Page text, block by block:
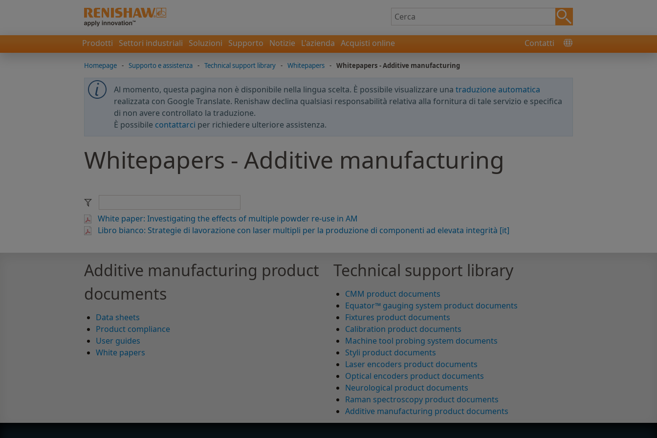
Prodotti Settori industriali Soluzioni Supporto Notizie L'azienda Acquisti online Contatti
Homepage - Supporto e assistenza - Technical support library - Whitepapers - Whitepapers - Additive manufacturing
Al momento, questa pagina non è disponibile nella lingua scelta. È possibile visualizzare una traduzione automatica
realizzata con Google Translate. Renishaw declina qualsiasi responsabilità relativa alla fornitura di tale servizio e specifica
di non avere controllato la traduzione.
È possibile contattarci per richiedere ulteriore assistenza.
Whitepapers - Additive manufacturing
White paper: Investigating the effects of multiple powder re-use in AM
Libro bianco: Strategie di lavorazione con laser multipli per la produzione di componenti ad elevata integrità [it]
Additive manufacturing product
documents
Data sheets
Product compliance
User guides
White papers
Technical support library
CMM product documents
Equator™ gauging system product documents
Fixtures product documents
Calibration product documents
Machine tool probing system documents
Styli product documents
Laser encoders product documents
Optical encoders product documents
Neurological product documents
Raman spectroscopy product documents
Additive manufacturing product documents